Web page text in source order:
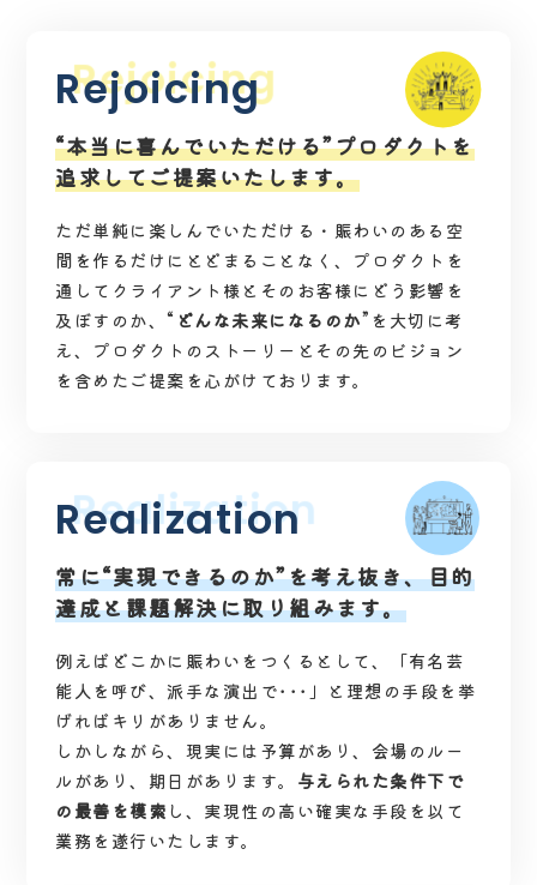
Rejoicing
“本当に喜んでいただける”プロダクトを
追求してご提案いたします。
ただ単純に楽しんでいただける・賑わいのある空
間を作るだけにとどまることなく、 プロダクトを
通してクライアント様とそのお客様にどう影響を
及ぼすのか、“ どんな未来になるのか”を大切に考
え、プロダクトのストーリーとその先のビジョン
を含めたご提案を心がけております。
Realization
常に“実現できるのか”を考え抜き、目的
達成と課題解決に取り組みます。
例えばどこかに賑わいをつくるとして、「有名芸
能人を呼び、派手な演出で･･･」と理想の手段を挙
げればキリがありません。
しかしながら、現実には予算があり、会場のルー
ルがあり、期日があります。 与えられた条件下で
の最善を模索し、実現性の高い確実な手段を以て
業務を遂行いたします。